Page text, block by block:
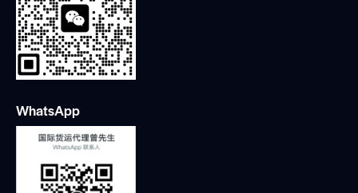
WhatsApp